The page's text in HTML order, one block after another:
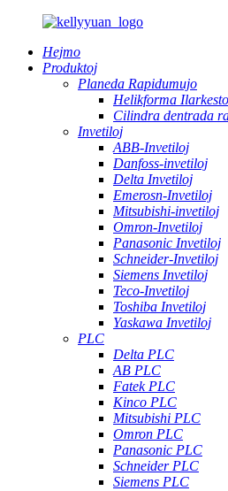
Hejmo
Produktoj
Planeda Rapidumujo
Helikforma Ilarkesto
Cilindra dentrada
Invetiloj
ABB-Invetiloj
Danfoss-invetiloj
Delta Invetiloj
Emerosn-Invetiloj
Mitsubishi-invetiloj
Omron-Invetiloj
Panasonic Invetiloj
Schneider-Invetiloj
Siemens Invetiloj
Teco-Invetiloj
Toshiba Invetiloj
Yaskawa Invetiloj
PLC
Delta PLC
AB PLC
Fatek PLC
Kinco PLC
Mitsubishi PLC
Omron PLC
Panasonic PLC
Schneider PLC
Siemens PLC